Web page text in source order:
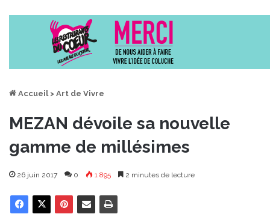
Accueil > Art de Vivre
MEZAN dévoile sa nouvelle
gamme de millésimes
26 juin 2017 0 1 895 2 minutes de lecture